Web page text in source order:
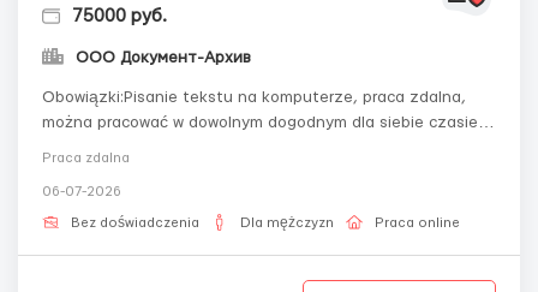
75000 руб.
ООО Документ-Архив
Obowiązki:Pisanie tekstu na komputerze, praca zdalna,
można pracować w dowolnym dogodnym dla siebie czasie.
workdoctext@gmail.com Wymagania:Uważność,
dokładność.Dostęp do komputera i internetu.Nie są
Praca zdalna
06-07-2026
Bez doświadczenia Dla mężczyzn Praca online